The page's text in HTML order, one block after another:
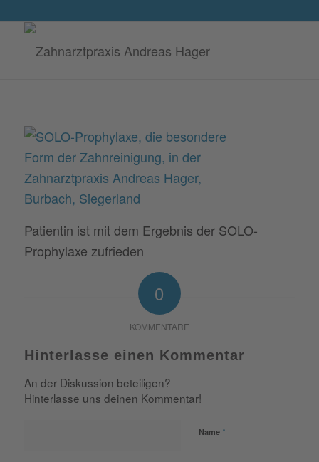
Patientin ist mit dem Ergebnis der SOLO-
Prophylaxe zufrieden
0
KOMMENTARE
Hinterlasse einen Kommentar
An der Diskussion beteiligen?
Hinterlasse uns deinen Kommentar!
Name *